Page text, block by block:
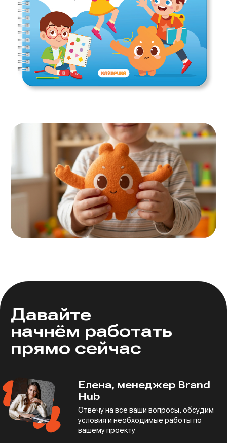
Давайте
начнём работать
прямо сейчас
Елена, менеджер Brand
Hub
Отвечу на все ваши вопросы, обсудим
условия и необходимые работы по
вашему проекту